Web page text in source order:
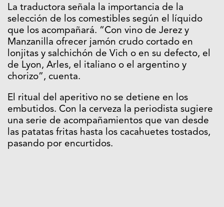
La traductora señala la importancia de la
selección de los comestibles según el líquido
que los acompañará. “Con vino de Jerez y
Manzanilla ofrecer jamón crudo cortado en
lonjitas y salchichón de Vich o en su defecto, el
de Lyon, Arles, el italiano o el argentino y
chorizo”, cuenta.
El ritual del aperitivo no se detiene en los
embutidos. Con la cerveza la periodista sugiere
una serie de acompañamientos que van desde
las patatas fritas hasta los cacahuetes tostados,
pasando por encurtidos.